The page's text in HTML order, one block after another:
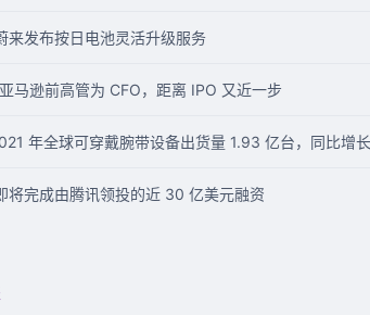
来发布按日电池灵活升级服务
马逊前高管为 CFO，距离 IPO 又近一步
年全球可穿戴腕带设备出货量 1.93 亿台，同比增
将完成由腾讯领投的近 30 亿美元融资